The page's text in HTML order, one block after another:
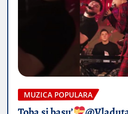
MUZICA POPULARA